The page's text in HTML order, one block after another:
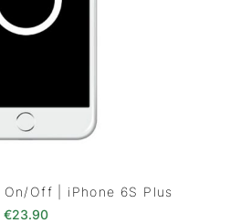
Off | iPhone 6S Plus
€23.90